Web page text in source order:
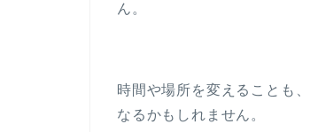
ん。
時間や場所を変えることも
なるかもしれません。